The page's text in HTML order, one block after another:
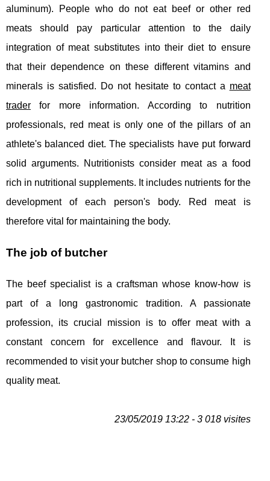
aluminum). People who do not eat beef or other red
meats should pay particular attention to the daily
integration of meat substitutes into their diet to ensure
that their dependence on these different vitamins and
minerals is satisfied. Do not hesitate to contact a meat
trader for more information. According to nutrition
professionals, red meat is only one of the pillars of an
athlete's balanced diet. The specialists have put forward
solid arguments. Nutritionists consider meat as a food
rich in nutritional supplements. It includes nutrients for the
development of each person's body. Red meat is
therefore vital for maintaining the body.
The job of butcher
The beef specialist is a craftsman whose know-how is
part of a long gastronomic tradition. A passionate
profession, its crucial mission is to offer meat with a
constant concern for excellence and flavour. It is
recommended to visit your butcher shop to consume high
quality meat.
23/05/2019 13:22 - 3 018 visites